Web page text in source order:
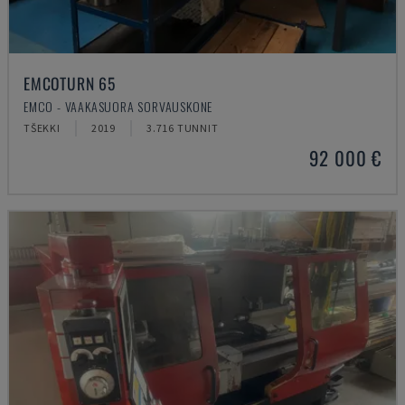
EMCOTURN 65
EMCO - VAAKASUORA SORVAUSKONE
TŠEKKI 2019 3.716 TUNNIT
92 000 €